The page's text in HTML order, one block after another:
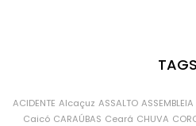
TAGS
ACIDENTE Alcaçuz ASSALTO
Caicó CARAÚBAS Ceará CHUVA